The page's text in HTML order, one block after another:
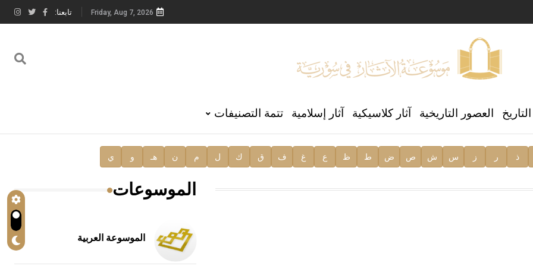
العالمي للغة العربية
Friday, Aug 7, 2026 تابعنا:
العصور التاريخية آثار كلاسيكية آثار إسلامية تتمة التصنيفات
ذ ر ز س ش ص ض ط ظ ع غ ف ق ك ل م ن هـ و ي
الموسوعات
الموسوعة العربية